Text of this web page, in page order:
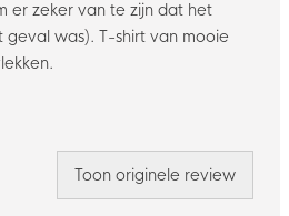
er zeker van te zijn dat het
was). T-shirt van mooie
Toon originele review